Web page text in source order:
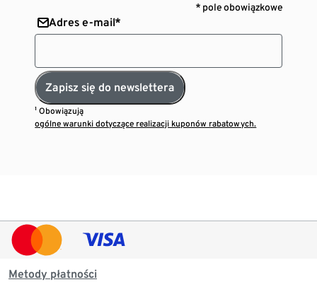
* pole obowiązkowe
Adres e-mail*
Zapisz się do newslettera
¹ Obowiązują
ogólne warunki dotyczące realizacji kuponów rabatowych.
Metody płatności